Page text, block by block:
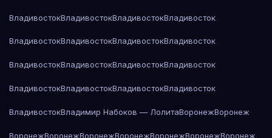
ВладивостокВладивостокВладивостокВладивосток
ВладивостокВладивостокВладивостокВладивосток
ВладивостокВладивостокВладивостокВладивосток
ВладивостокВладивостокВладивостокВладивосток
ВладивостокВладимир Набоков — ЛолитаВоронежВоронеж
ВоронежВоронежВоронежВоронежВоронежВоронежВоронеж